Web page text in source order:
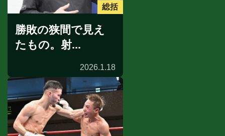
総括
勝敗の狭間で見え
たもの。射...
2026.1.18